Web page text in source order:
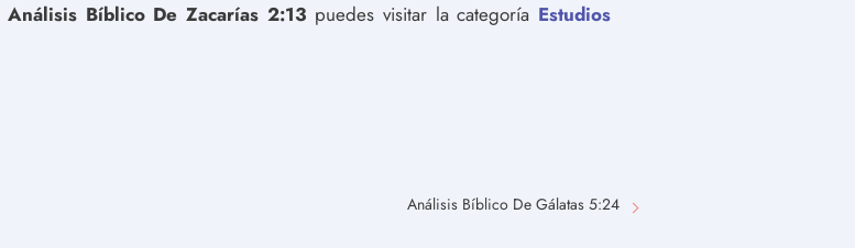
Análisis Bíblico De Zacarías 2:13 puedes visitar la categoría Estudios
Análisis Bíblico De Gálatas 5:24